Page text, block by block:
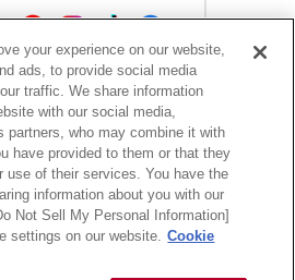
アカウント一覧
信について
プライバシーポリシー
リティ
ご利用規約 リンク
your experience on our website,
ads, to provide social media
traffic. We share information
with our social media,
partners, who may combine it with
have provided to them or that they
use of their services. You have the
information about you with our
Not Sell My Personal Information]
settings on our website. Cookie